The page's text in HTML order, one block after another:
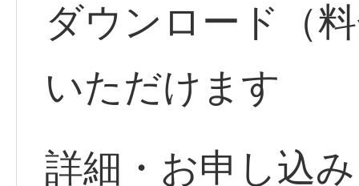
ダウンロード（
いただけます
詳細・お申し